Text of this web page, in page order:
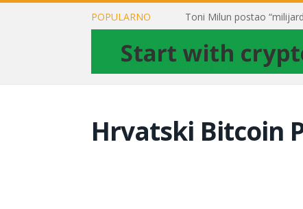
POPULARNO
Hrvatski Bitcoin